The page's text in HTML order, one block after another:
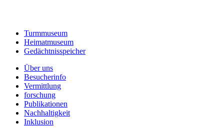
Turmmuseum
Heimatmuseum
Gedächtnisspeicher
Über uns
Besucherinfo
Vermittlung
forschung
Publikationen
Nachhaltigkeit
Inklusion